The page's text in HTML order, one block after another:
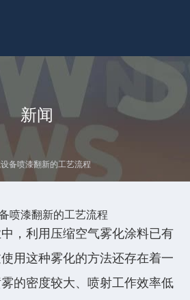
喷涂加工流水线和生产设备
全国服务热线
新闻
备喷漆翻新的工艺流程
喷漆翻新的工艺流程
，利用压缩空气雾化涂料已有
用这种雾化的方法还存在着一
的密度较大、喷射工作效率低